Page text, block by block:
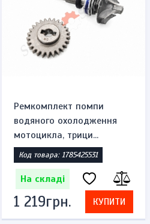
Ремкомплект помпи
водяного охолодження
мотоцикла, трици...
Код товара: 1785425531
На складі
1 219грн. КУПИТИ